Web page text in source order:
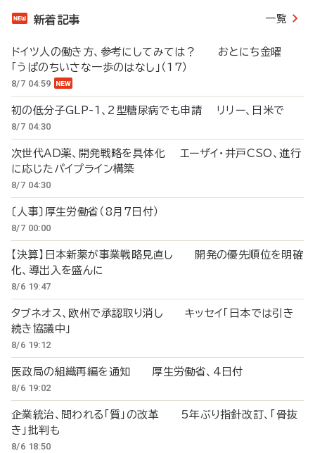
新着記事 一覧
ドイツ人の働き方、参考にしてみては？ おとにち金曜
「うぱのちいさな一歩のはなし」（17）
8/7 04:59
初の低分子GLP-1、2型糖尿病でも申請 リリー、日米で
8/7 04:30
次世代AD薬、開発戦略を具体化 エーザイ・井戸CSO、進行
に応じたパイプライン構築
8/7 04:30
〔人事〕厚生労働省（8月7日付）
8/7 00:00
【決算】日本新薬が事業戦略見直し 開発の優先順位を明確
化、導出入を盛んに
8/6 19:47
タブネオス、欧州で承認取り消し キッセイ「日本では引き
続き協議中」
8/6 19:12
医政局の組織再編を通知 厚生労働省、4日付
8/6 19:02
企業統治、問われる「質」の改革 5年ぶり指針改訂、「骨抜
き」批判も
8/6 18:50